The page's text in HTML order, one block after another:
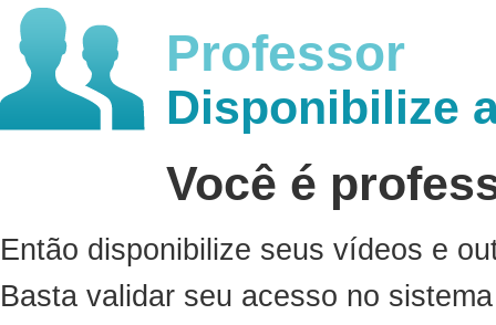
Professor
Disponibilize
Você é
Então disponibilize seus vídeos e
Basta validar seu acesso no